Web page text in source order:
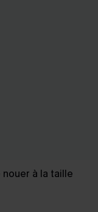
à la taille